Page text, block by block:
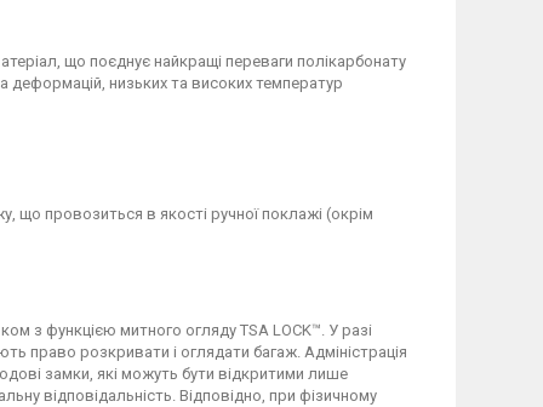
що поєднує найкращі переваги полікарбонату
деформацій, низьких та високих температур
що провозиться в якості ручної поклажі (окрім
з функцією митного огляду TSA LOCK™. У разі
право розкривати і оглядати багаж. Адміністрація
замки, які можуть бути відкритими лише
відповідальність. Відповідно, при фізичному